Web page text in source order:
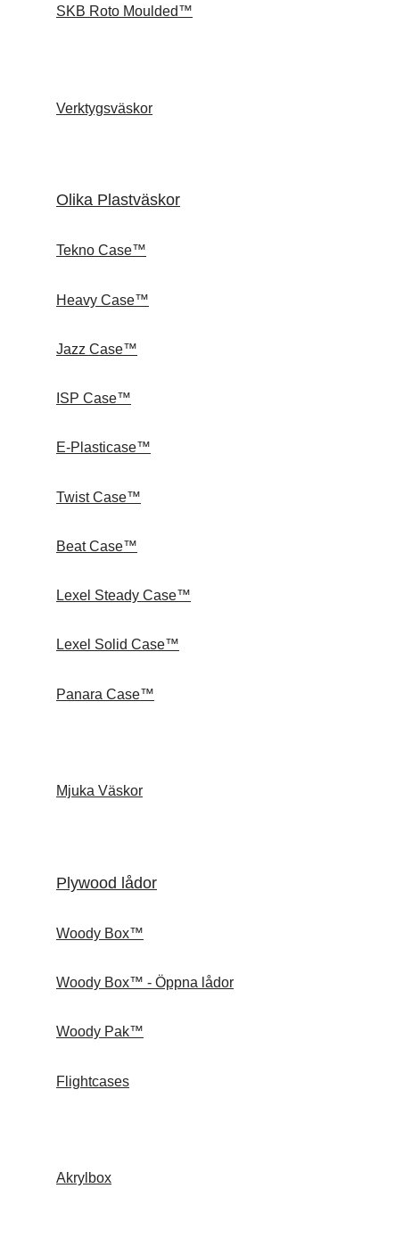
SKB Roto Moulded™
Verktygsväskor
Olika Plastväskor
Tekno Case™
Heavy Case™
Jazz Case™
ISP Case™
E-Plasticase™
Twist Case™
Beat Case™
Lexel Steady Case™
Lexel Solid Case™
Panara Case™
Mjuka Väskor
Plywood lådor
Woody Box™
Woody Box™ - Öppna lådor
Woody Pak™
Flightcases
Akrylbox